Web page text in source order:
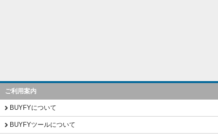
ご利用案内
BUYFYについて
BUYFYツールについて